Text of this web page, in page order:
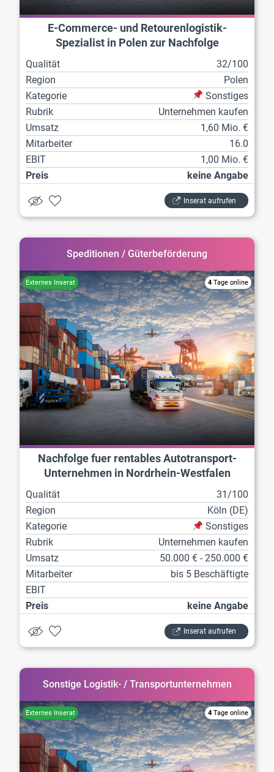
E-Commerce- und Retourenlogistik-
Spezialist in Polen zur Nachfolge
Qualität
32/100
Region
Polen
Kategorie
Sonstiges
Rubrik
Unternehmen kaufen
Umsatz
1,60 Mio. €
Mitarbeiter
16.0
EBIT
1,00 Mio. €
Preis
keine Angabe
Inserat aufrufen
Speditionen / Güterbeförderung
4 Tage online
Nachfolge fuer rentables Autotransport-
Unternehmen in Nordrhein-Westfalen
Qualität
31/100
Region
Köln (DE)
Kategorie
Sonstiges
Rubrik
Unternehmen kaufen
Umsatz
50.000 € - 250.000 €
Mitarbeiter
bis 5 Beschäftigte
EBIT
Preis
keine Angabe
Inserat aufrufen
Sonstige Logistik- / Transportunternehmen
4 Tage online